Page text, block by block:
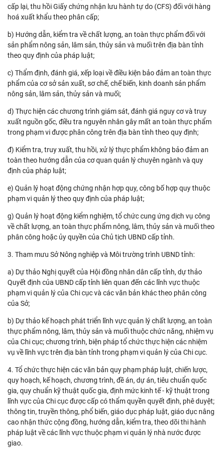
cấp lại, thu hồi Giấy chứng nhận lưu hành tự do (CFS) đối với hàng
hoá xuất khẩu theo phân cấp;
b) Hướng dẫn, kiểm tra về chất lượng, an toàn thực phẩm đối với
sản phẩm nông sản, lâm sản, thủy sản và muối trên địa bàn tỉnh
theo quy định của pháp luật;
c) Thẩm định, đánh giá, xếp loại về điều kiện bảo đảm an toàn thực
phẩm của cơ sở sản xuất, sơ chế, chế biến, kinh doanh sản phẩm
nông sản, lâm sản, thủy sản và muối;
d) Thực hiện các chương trình giám sát, đánh giá nguy cơ và truy
xuất nguồn gốc, điều tra nguyên nhân gây mất an toàn thực phẩm
trong phạm vi được phân công trên địa bàn tỉnh theo quy định;
đ) Kiểm tra, truy xuất, thu hồi, xử lý thực phẩm không bảo đảm an
toàn theo hướng dẫn của cơ quan quản lý chuyên ngành và quy
định của pháp luật;
e) Quản lý hoạt động chứng nhận hợp quy, công bố hợp quy thuộc
phạm vi quản lý theo quy định của pháp luật;
g) Quản lý hoạt động kiểm nghiệm, tổ chức cung ứng dịch vụ công
về chất lượng, an toàn thực phẩm nông, lâm, thủy sản và muối theo
phân công hoặc ủy quyền của Chủ tịch UBND cấp tỉnh.
3. Tham mưu Sở Nông nghiệp và Môi trường trình UBND tỉnh:
a) Dự thảo Nghị quyết của Hội đồng nhân dân cấp tỉnh, dự thảo
Quyết định của UBND cấp tỉnh liên quan đến các lĩnh vực thuộc
phạm vi quản lý của Chi cục và các văn bản khác theo phân công
của Sở;
b) Dự thảo kế hoạch phát triển lĩnh vực quản lý chất lượng, an toàn
thực phẩm nông, lâm, thủy sản và muối thuộc chức năng, nhiệm vụ
của Chi cục; chương trình, biện pháp tổ chức thực hiện các nhiệm
vụ về lĩnh vực trên địa bàn tỉnh trong phạm vi quản lý của Chi cục.
4. Tổ chức thực hiện các văn bản quy phạm pháp luật, chiến lược,
quy hoạch, kế hoạch, chương trình, đề án, dự án, tiêu chuẩn quốc
gia, quy chuẩn kỹ thuật quốc gia, định mức kinh tế - kỹ thuật trong
lĩnh vực của Chi cục được cấp có thẩm quyền quyết định, phê duyệt;
thông tin, truyền thông, phổ biến, giáo dục pháp luật, giáo dục nâng
cao nhận thức cộng đồng, hướng dẫn, kiểm tra, theo dõi thi hành
pháp luật về các lĩnh vực thuộc phạm vi quản lý nhà nước được
giao.